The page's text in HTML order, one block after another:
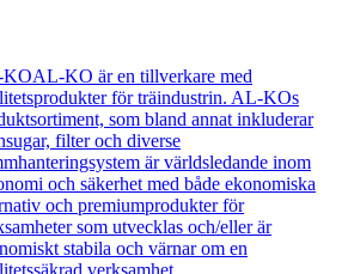
AL-KO är en tillverkare med
för träindustrin. AL-KOs
som bland annat inkluderar
filter och diverse
är världsledande inom
och säkerhet med både ekonomiska
och premiumprodukter för
som utvecklas och/eller är
stabila och värnar om en
verksamhet.